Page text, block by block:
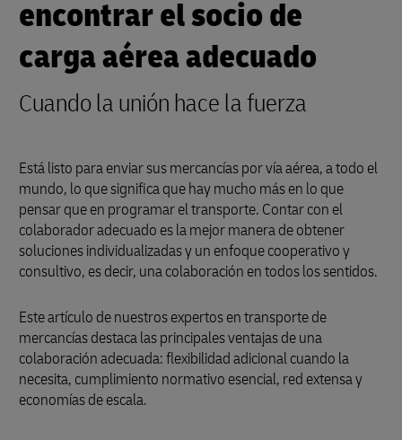
encontrar el socio de
carga aérea adecuado
Cuando la unión hace la fuerza
Está listo para enviar sus mercancías por vía aérea, a todo el
mundo, lo que significa que hay mucho más en lo que
pensar que en programar el transporte. Contar con el
colaborador adecuado es la mejor manera de obtener
soluciones individualizadas y un enfoque cooperativo y
consultivo, es decir, una colaboración en todos los sentidos.
Este artículo de nuestros expertos en transporte de
mercancías destaca las principales ventajas de una
colaboración adecuada: flexibilidad adicional cuando la
necesita, cumplimiento normativo esencial, red extensa y
economías de escala.